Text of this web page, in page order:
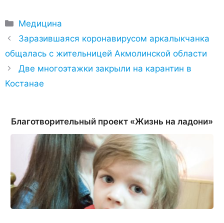
Рубрики
Медицина
Заразившаяся коронавирусом аркалыкчанка
общалась с жительницей Акмолинской области
Две многоэтажки закрыли на карантин в
Костанае
Благотворительный проект «Жизнь на ладони»